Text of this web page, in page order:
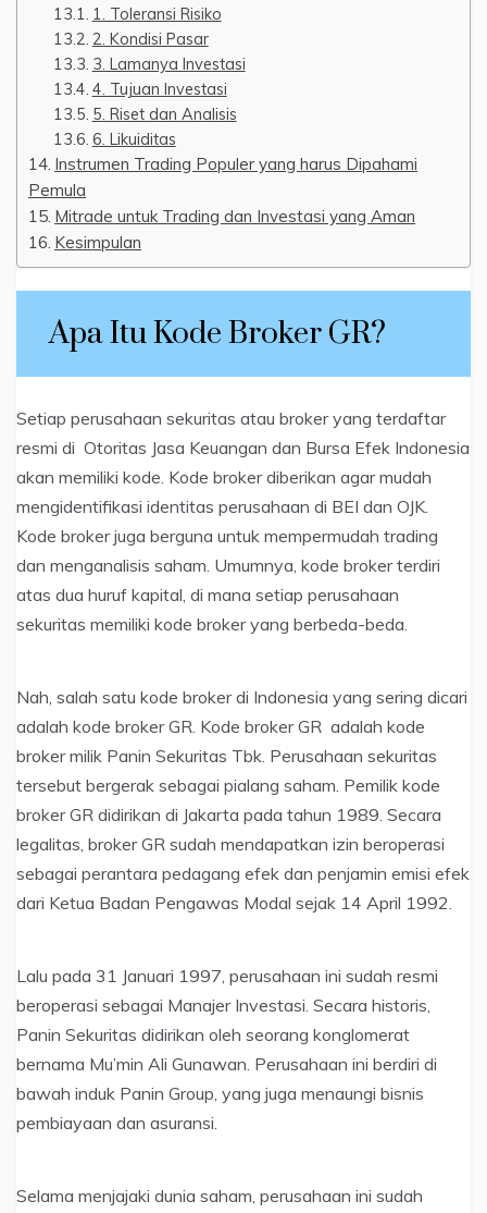
1. Toleransi Risiko
2. Kondisi Pasar
3. Lamanya Investasi
4. Tujuan Investasi
5. Riset dan Analisis
6. Likuiditas
Instrumen Trading Populer yang harus Dipahami
Pemula
Mitrade untuk Trading dan Investasi yang Aman
Kesimpulan
Apa Itu Kode Broker GR?
Setiap perusahaan sekuritas atau broker yang terdaftar
resmi di Otoritas Jasa Keuangan dan Bursa Efek Indonesia
akan memiliki kode. Kode broker diberikan agar mudah
mengidentifikasi identitas perusahaan di BEI dan OJK.
Kode broker juga berguna untuk mempermudah trading
dan menganalisis saham. Umumnya, kode broker terdiri
atas dua huruf kapital, di mana setiap perusahaan
sekuritas memiliki kode broker yang berbeda-beda.
Nah, salah satu kode broker di Indonesia yang sering dicari
adalah kode broker GR. Kode broker GR adalah kode
broker milik Panin Sekuritas Tbk. Perusahaan sekuritas
tersebut bergerak sebagai pialang saham. Pemilik kode
broker GR didirikan di Jakarta pada tahun 1989. Secara
legalitas, broker GR sudah mendapatkan izin beroperasi
sebagai perantara pedagang efek dan penjamin emisi efek
dari Ketua Badan Pengawas Modal sejak 14 April 1992.
Lalu pada 31 Januari 1997, perusahaan ini sudah resmi
beroperasi sebagai Manajer Investasi. Secara historis,
Panin Sekuritas didirikan oleh seorang konglomerat
bernama Mu’min Ali Gunawan. Perusahaan ini berdiri di
bawah induk Panin Group, yang juga menaungi bisnis
pembiayaan dan asuransi.
Selama menjajaki dunia saham, perusahaan ini sudah